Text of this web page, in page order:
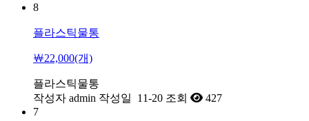
8
플라스틱물통
￦22,000(개)
플라스틱물통
작성자 admin 작성일 11-20 조회
427
7